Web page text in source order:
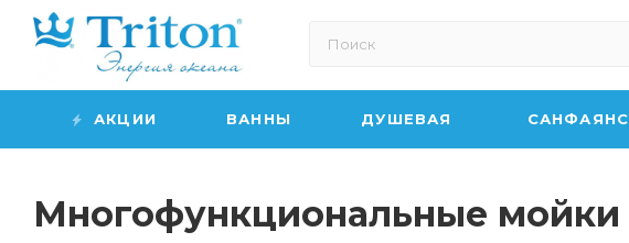
АКЦИИ ВАННЫ ДУШЕВАЯ САНФАЯНС
Многофункциональные мойки